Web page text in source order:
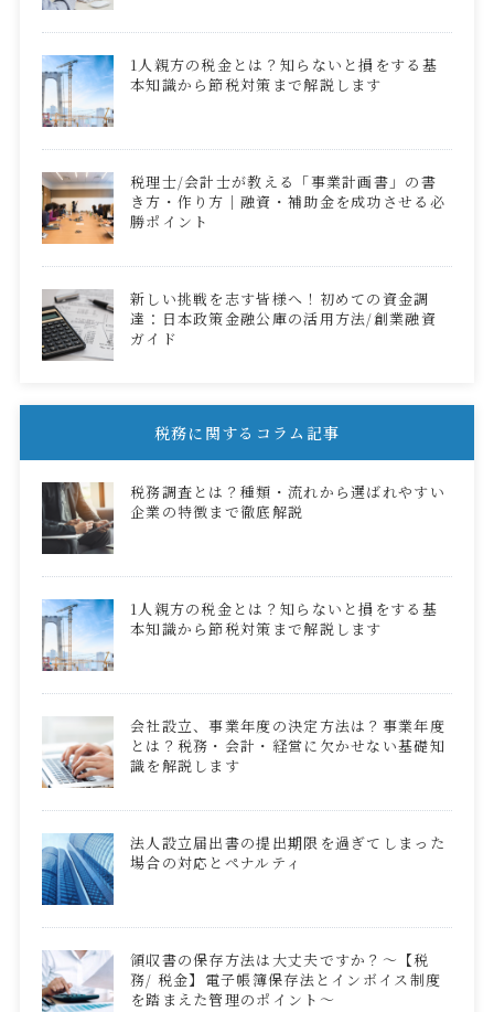
1人親方の税金とは？知らないと損をする基
本知識から節税対策まで解説します
税理士/会計士が教える「事業計画書」の書
き方・作り方｜融資・補助金を成功させる必
勝ポイント
新しい挑戦を志す皆様へ！初めての資金調
達：日本政策金融公庫の活用方法/創業融資
ガイド
税務に関するコラム記事
税務調査とは？種類・流れから選ばれやすい
企業の特徴まで徹底解説
1人親方の税金とは？知らないと損をする基
本知識から節税対策まで解説します
会社設立、事業年度の決定方法は？事業年度
とは？税務・会計・経営に欠かせない基礎知
識を解説します
法人設立届出書の提出期限を過ぎてしまった
場合の対応とペナルティ
領収書の保存方法は大丈夫ですか？～【税
務/ 税金】電子帳簿保存法とインボイス制度
を踏まえた管理のポイント～